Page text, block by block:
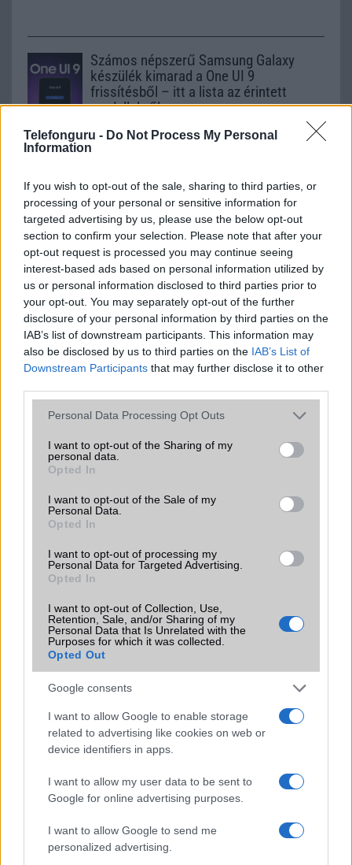
Telefonguru - Do Not Process My Personal
Information
If you wish to opt-out of the sale, sharing to third parties, or
processing of your personal or sensitive information for
targeted advertising by us, please use the below opt-out
section to confirm your selection. Please note that after your
opt-out request is processed you may continue seeing
interest-based ads based on personal information utilized by
us or personal information disclosed to third parties prior to
your opt-out. You may separately opt-out of the further
disclosure of your personal information by third parties on the
IAB’s list of downstream participants. This information may
also be disclosed by us to third parties on the IAB’s List of
Downstream Participants that may further disclose it to other
Please note that this website/app uses one or more Google
not limited to your visit or usage behaviour. You may click to
grant or deny consent to Google and its third-party tags to
use your data for below specified purposes in below Google
consent section.
Personal Data Processing Opt Outs
I want to opt-out of the Sharing of my
personal data.
Opted In
I want to opt-out of the Sale of my
Personal Data.
Opted In
I want to opt-out of processing my
Personal Data for Targeted Advertising.
Opted In
I want to opt-out of Collection, Use,
Retention, Sale, and/or Sharing of my
Personal Data that Is Unrelated with the
Purposes for which it was collected.
Opted Out
Google consents
I want to allow Google to enable storage
related to advertising like cookies on web or
device identifiers in apps.
I want to allow my user data to be sent to
Google for online advertising purposes.
I want to allow Google to send me
personalized advertising.
Számos népszerű Samsung Galaxy
készülék kimarad a One UI 9
frissítésből – itt a lista az érintett
modellekről
2026.06.30
| Phone Arena
A One UI 9 érkezése új mesterséges intelligencia-
Galaxy készülék számára ez lesz az út vége.
iPhone 18 bemutató dátum - ekkor
rántja le a leplet az Apple az új
csúcsmobilokról
2026.06.29 | Phone Arena
A szeptemberi eseményen az iPhone 18 Pro modellek
mellett a régóta pletykált hajlítható iPhone Ultra is
bemutatkozhat, miközben az áremelésekről szóló
találgatások továbbra is beárnyékolják a rajtot.
Az Android rejtett automatizmusai: hat
funkció, amely észrevétlenül könnyíti
meg a mindennapokat
2026.06.14| Android Police
Sok felhasználó külön alkalmazásokra esküszik, pedig az
Android már évek óta olyan intelligens funkciókat kínál,
amelyek maguktól dolgoznak a háttérben.
Ez a rejtett Samsung funkció teljesen
megváltoztatja a mobilhasználatot –
sokan mégsem tudnak róla
2026.07.12| Android Central
Az Edge Panel az egyik leghasznosabb funkció, amely
miközben a Pixel telefonokból továbbra is hiányzik.
KAPCSOLÓDÓ HÍREK
Kézben az Apple iPhone 15 modellek!
Ezért lehet az iPhone 15 az utóbbi évek legkelendőbb
iPhone-ja
Az új iPhone 15 sorozat világszerte a boltok polcaira került